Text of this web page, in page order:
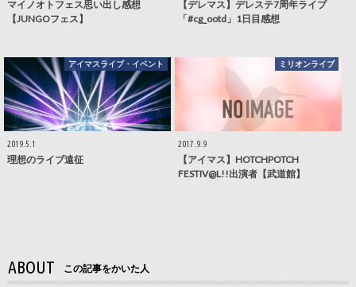
マイノオトフェス思い出し感想
【JUNGOフェス】
【デレマス】デレステ7周年ライブ
「#cg_ootd」1日目感想
アイマスライブ・イベント
2019.5.1
理想のライブ遠征
ミリオンライブ
2017.9.9
【アイマス】HOTCHPOTCH
FESTIV@L!!出演者【武道館】
ABOUT この記事をかいた人